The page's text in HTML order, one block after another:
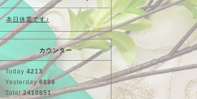
本日休業です♪
カウンター
Today 4213
Yesterday6886
Total2410851